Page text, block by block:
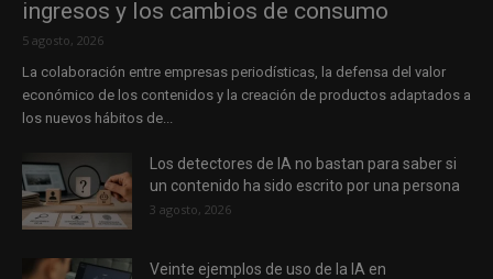
ingresos y los cambios de consumo
5 agosto, 2026
La colaboración entre empresas periodísticas, la defensa del valor
económico de los contenidos y la creación de productos adaptados a
los nuevos hábitos de...
Los detectores de IA no bastan para saber si
un contenido ha sido escrito por una persona
3 agosto, 2026
Veinte ejemplos de uso de la IA en